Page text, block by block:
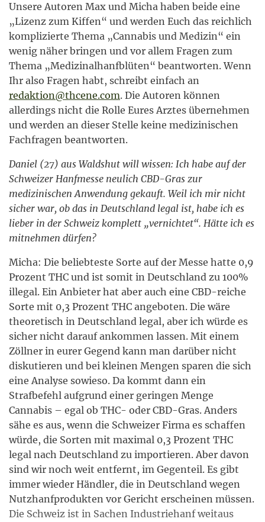
Unsere Autoren Max und Micha haben beide eine
„Lizenz zum Kiffen“ und werden Euch das reichlich
komplizierte Thema „Cannabis und Medizin“ ein
wenig näher bringen und vor allem Fragen zum
Thema „Medizinalhanfblüten“ beantworten. Wenn
Ihr also Fragen habt, schreibt einfach an
redaktion@thcene.com. Die Autoren können
allerdings nicht die Rolle Eures Arztes übernehmen
und werden an dieser Stelle keine medizinischen
Fachfragen beantworten.
Daniel (27) aus Waldshut will wissen: Ich habe auf der
Schweizer Hanfmesse neulich CBD-Gras zur
medizinischen Anwendung gekauft. Weil ich mir nicht
sicher war, ob das in Deutschland legal ist, habe ich es
lieber in der Schweiz komplett „vernichtet“. Hätte ich es
mitnehmen dürfen?
Micha: Die beliebteste Sorte auf der Messe hatte 0,9
Prozent THC und ist somit in Deutschland zu 100%
illegal. Ein Anbieter hat aber auch eine CBD-reiche
Sorte mit 0,3 Prozent THC angeboten. Die wäre
theoretisch in Deutschland legal, aber ich würde es
sicher nicht darauf ankommen lassen. Mit einem
Zöllner in eurer Gegend kann man darüber nicht
diskutieren und bei kleinen Mengen sparen die sich
eine Analyse sowieso. Da kommt dann ein
Strafbefehl aufgrund einer geringen Menge
Cannabis – egal ob THC- oder CBD-Gras. Anders
sähe es aus, wenn die Schweizer Firma es schaffen
würde, die Sorten mit maximal 0,3 Prozent THC
legal nach Deutschland zu importieren. Aber davon
sind wir noch weit entfernt, im Gegenteil. Es gibt
immer wieder Händler, die in Deutschland wegen
Nutzhanfprodukten vor Gericht erscheinen müssen.
Die Schweiz ist in Sachen Industriehanf weitaus